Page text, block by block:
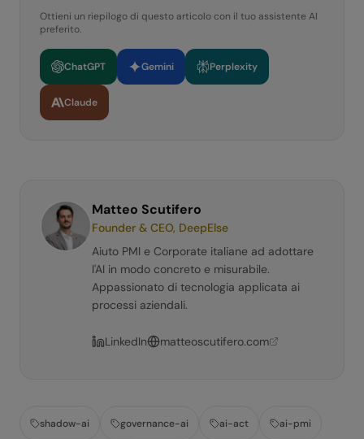
Ottieni un riepilogo di questo articolo con il tuo assistente AI
preferito.
ChatGPT Gemini Perplexity
Claude
Matteo Scutifero
Founder & CEO, DeepElse
Aiuto PMI e Corporate italiane ad adottare
l'AI in modo concreto e misurabile.
Appassionato di tecnologia applicata ai
processi aziendali.
LinkedIn matteoscutifero.com
shadow-ai governance-ai ai-act ai-pmi